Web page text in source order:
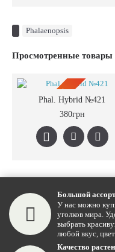
Phalaenopsis
Просмотренные товары
ПРЕДЗАКАЗ
Phal. Hybrid №421
380грн
Большой
У нас можно
уголков мира.
выбрать
любой вкус,
Качество